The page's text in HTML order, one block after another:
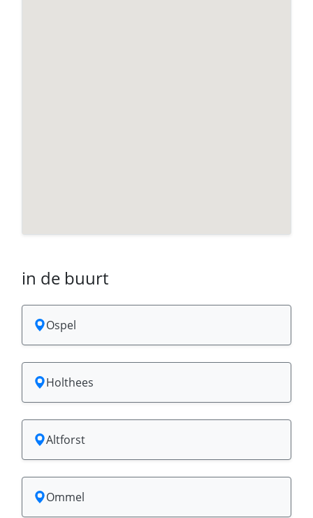
in de buurt
Ospel
Holthees
Altforst
Ommel